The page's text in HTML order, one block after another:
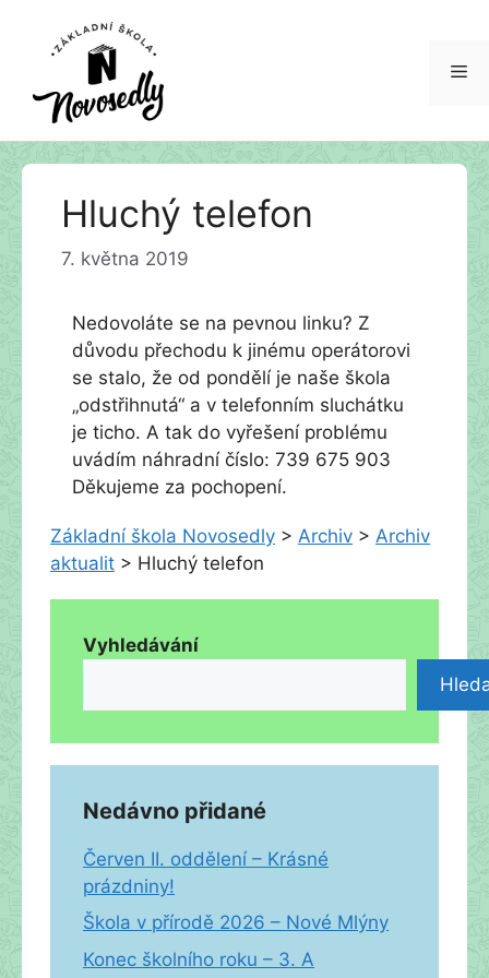
Přeskočit
Hluchý telefon
7. května 2019
Nedovoláte se na pevnou linku? Z
důvodu přechodu k jinému operátorovi
se stalo, že od pondělí je naše škola
„odstřihnutá“ a v telefonním sluchátku
je ticho. A tak do vyřešení problému
uvádím náhradní číslo: 739 675 903
Děkujeme za pochopení.
Základní škola Novosedly > Archiv > Archiv
aktualit > Hluchý telefon
Vyhledávání
Nedávno přidané
Červen II. oddělení – Krásné
prázdniny!
Škola v přírodě 2026 – Nové Mlýny
Konec školního roku – 3. A